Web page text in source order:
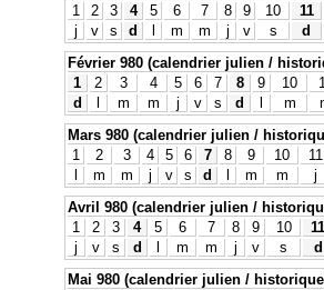
1
2 3 4 5 6 7 8 9 10 11
j
v s d l m m j v s d
Février 980 (calendrier julien /
1
2 3 4 5 6 7 8 9 10
d
m m j v s d m
Mars 980 (calendrier julien /
1
2 3 4 5 6 7 8 9 10 11
m m j v s d m m j
Avril 980 (calendrier julien /
1
2 3 4 5 6 7 8 9 10 11
j
v s d m m j v s d
Mai 980 (calendrier julien /